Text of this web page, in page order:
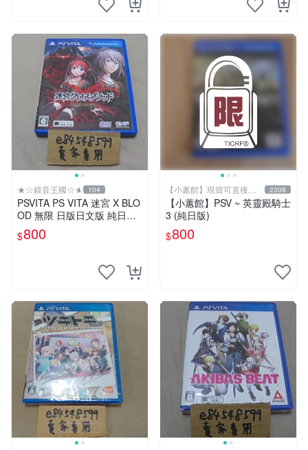
★☆鏡音王國☆★ 104
PSVITA PS VITA 迷宮 X BLO
OD 無限 日版日文版 純日版
二手良品
$800
【小蕙館】現貨可直接下
標
2308
【小蕙館】PSV ~ 英靈殿騎士
3 (純日版)
$800